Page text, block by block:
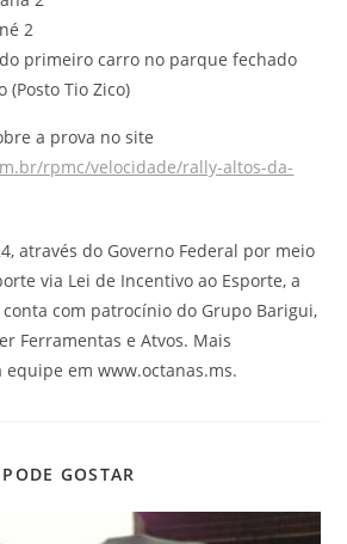
2
primeiro carro no parque fechado
(Posto Tio Zico)
a prova no site
rpmc/velocidade/rally-altos-da-
através do Governo Federal por meio
via Lei de Incentivo ao Esporte, a
com patrocínio do Grupo Barigui,
Ferramentas e Atvos. Mais
em www.octanas.ms.
GOSTAR